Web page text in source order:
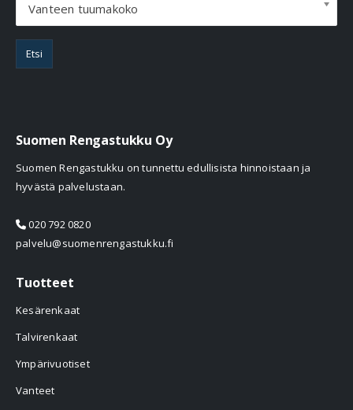
Vanteen tuumakoko
Etsi
Suomen Rengastukku Oy
Suomen Rengastukku on tunnettu edullisista hinnoistaan ja
hyvästä palvelustaan.
020 792 0820
palvelu@suomenrengastukku.fi
Tuotteet
Kesärenkaat
Talvirenkaat
Ympärivuotiset
Vanteet